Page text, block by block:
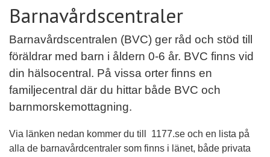
r
h
ä
r
:
Barnavårdscentraler
Barnavårdscentralen (BVC) ger råd och stöd till
föräldrar med barn i åldern 0-6 år. BVC finns vid
din hälsocentral. På vissa orter finns en
familjecentral där du hittar både BVC och
barnmorskemottagning.
Via länken nedan kommer du till 1177.se och en lista på
alla de barnavårdcentraler som finns i länet, både privata